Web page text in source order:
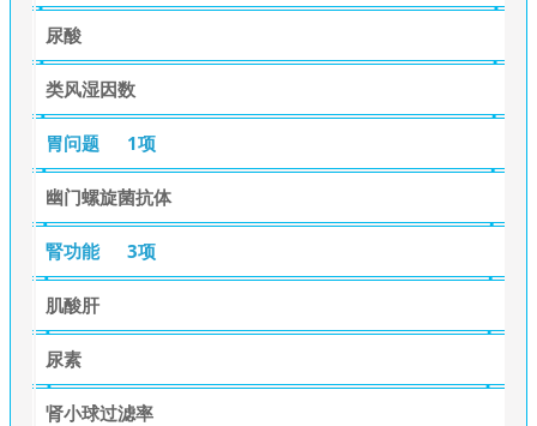
尿酸
类风湿因数
胃问题 1项
幽门螺旋菌抗体
腎功能 3项
肌酸肝
尿素
肾小球过滤率